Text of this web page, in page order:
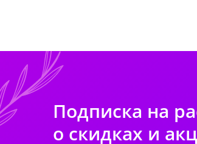
Подписка на
о скидках и